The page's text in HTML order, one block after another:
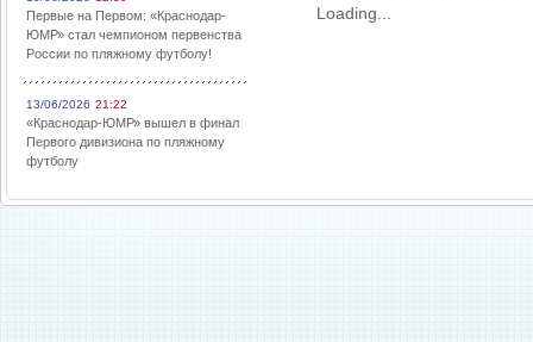
Первые на Первом: «Краснодар-
ЮМР» стал чемпионом первенства
России по пляжному футболу!
13/06/2026 21:22
«Краснодар-ЮМР» вышел в финал
Первого дивизиона по пляжному
футболу
Loading...